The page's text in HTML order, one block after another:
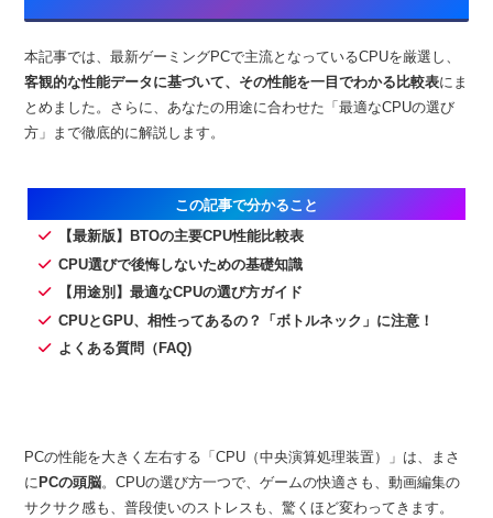
本記事では、最新ゲーミングPCで主流となっているCPUを厳選し、
客観的な性能データに基づいて、その性能を一目でわかる 比較表にま
とめました。さらに、あなたの用途に合わせた「最適なCPUの選び
方」まで徹底的に解説します。
この記事で分かること
【最新版】BTOの主要CPU性能比較表
CPU選びで後悔しないための基礎知識
【用途別】最適なCPUの選び方ガイド
CPUとGPU、相性ってあるの？「ボトルネック」に注意！
よくある質問（FAQ)
PCの性能を大きく左右する「CPU（中央演算処理装置）」は、まさ
に PCの頭脳。CPUの選び方一つで、ゲームの快適さも、動画編集の
サクサク感も、普段使いのストレスも、驚くほど変わってきます。